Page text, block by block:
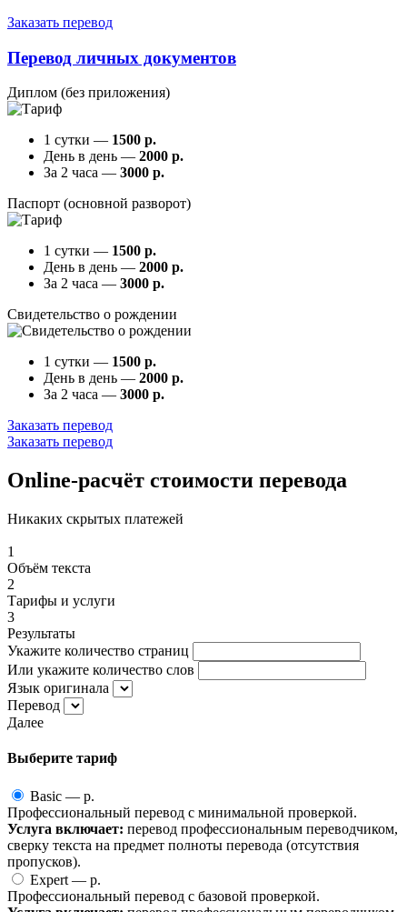
Заказать перевод
Перевод личных документов
Диплом (без приложения)
1 сутки — 1500 р.
День в день — 2000 р.
За 2 часа — 3000 р.
Паспорт (основной разворот)
1 сутки — 1500 р.
День в день — 2000 р.
За 2 часа — 3000 р.
Свидетельство о рождении
1 сутки — 1500 р.
День в день — 2000 р.
За 2 часа — 3000 р.
Заказать перевод
Заказать перевод
Online-расчёт стоимости перевода
Никаких скрытых платежей
1
Объём текста
2
Тарифы и услуги
3
Результаты
Укажите количество страниц
Или укажите количество слов
Язык оригинала
Перевод
Далее
Выберите тариф
Basic — p.
Профессиональный перевод с минимальной проверкой.
Услуга включает: перевод профессиональным переводчиком,
сверку текста на предмет полноты перевода (отсутствия
пропусков).
Expert — p.
Профессиональный перевод с базовой проверкой.